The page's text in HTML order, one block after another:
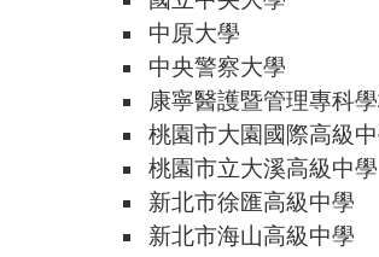
中原大學
中央警察大學
康寧醫護暨管理專科
桃園市大園國際高級
桃園市立大溪高級中學
新北市徐匯高級中學
新北市海山高級中學